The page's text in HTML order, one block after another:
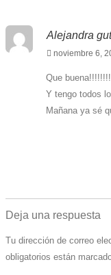
Alejandra
noviembre 6,
Que
Y tengo todos
Mañana ya sé
Deja una respuesta
Tu dirección de correo
obligatorios están